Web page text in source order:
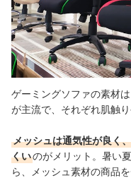
ゲーミングソファの素材
が主流で、それぞれ肌触
メッシュは通気性が良く
くいのがメリット。暑い
ら、メッシュ素材の商品